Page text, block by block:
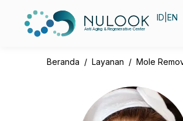
Anti Aging & Regenerative Center
ID EN
Beranda / Layanan / Mole